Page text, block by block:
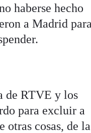
haberse hecho
a Madrid para
de RTVE y los
para excluir a
otras cosas, de la